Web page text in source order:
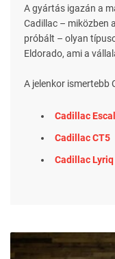
A gyártás igazán a
Cadillac – miközben
próbált – olyan
Eldorado, ami a
A jelenkor ismertebb
Cadillac
Cadillac CT5
Cadillac Lyriq